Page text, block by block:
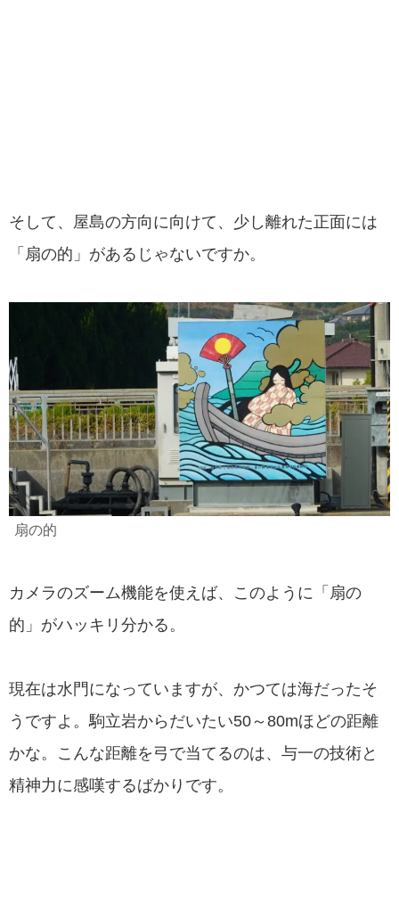
そして、屋島の方向に向けて、少し離れた正面には
「扇の的」があるじゃないですか。
扇の的
カメラのズーム機能を使えば、このように「扇の
的」がハッキリ分かる。
現在は水門になっていますが、かつては海だったそ
うですよ。駒立岩からだいたい50～80mほどの距離
かな。こんな距離を弓で当てるのは、与一の技術と
精神力に感嘆するばかりです。